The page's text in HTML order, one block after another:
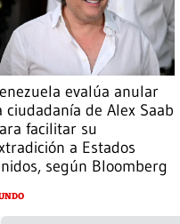
evalúa anular
ciudadanía de Alex Saab
facilitar su
a Estados
según Bloomberg